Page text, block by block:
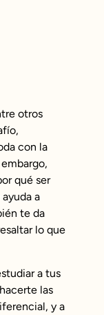
otros
con la
qué ser
a
te da
lo que
a tus
las
y a